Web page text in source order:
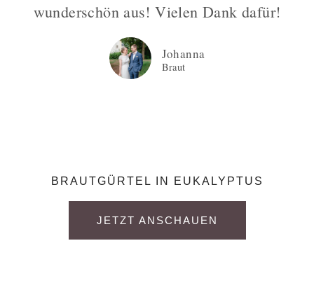
wunderschön aus! Vielen Dank dafür!
Johanna
Braut
BRAUTGÜRTEL IN EUKALYPTUS
JETZT ANSCHAUEN